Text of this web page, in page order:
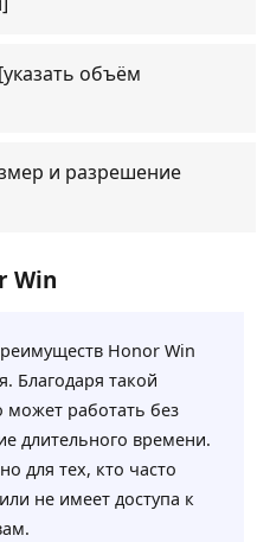
объём
и разрешение
Win
Honor Win
Благодаря такой
может работать без
длительного времени.
для тех, кто часто
не имеет доступа к